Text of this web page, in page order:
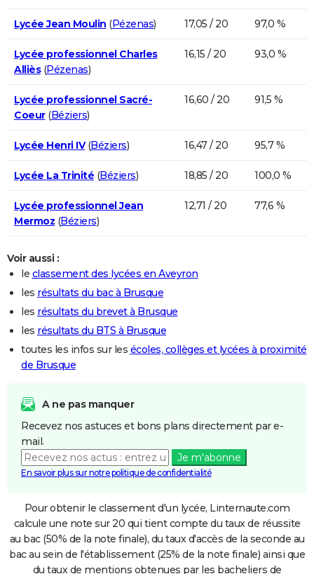
Lycée Jean Moulin (Pézenas) 17,05 / 20 97,0 %
Lycée professionnel Charles
Alliès(Pézenas)
16,15 / 20 93,0 %
Lycée professionnel Sacré-
Coeur(Béziers)
16,60 / 20 91,5 %
Lycée Henri IV(Béziers) 16,47 / 20 95,7 %
Lycée La Trinité (Béziers) 18,85 / 20 100,0 %
Lycée professionnel Jean
Mermoz (Béziers)
12,71 / 20 77,6 %
Voir aussi :
le classement des lycées en Aveyron
les résultats du bac à Brusque
les résultats du brevet à Brusque
les résultats du BTS à Brusque
toutes les infos sur les écoles, collèges et lycées à proximité
de Brusque
A ne pas manquer
Recevez nos astuces et bons plans directement par e-
mail.
Je m'abonne
En savoir plus sur notre politique de confidentialité
Pour obtenir le classement d'un lycée, Linternaute.com
calcule une note sur 20 qui tient compte du taux de réussite
au bac (50% de la note finale), du taux d'accès de la seconde au
bac au sein de l'établissement (25% de la note finale) ainsi que
du taux de mentions obtenues par les bacheliers de